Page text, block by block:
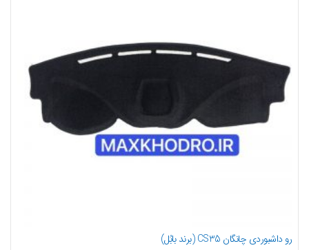
رو داشبوردی چانگان CS35 (برند بابُل)